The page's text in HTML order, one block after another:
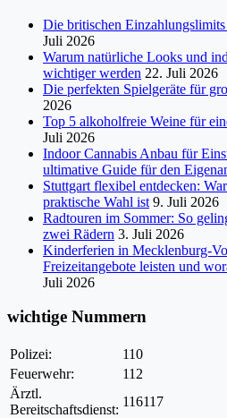
Die britischen
Juli 2026
Warum natürliche Looks und
wichtiger werden 22. Juli 2026
Die perfekten Spielgeräte für
2026
Top 5 alkoholfreie Weine für
Juli 2026
Indoor Cannabis Anbau für
ultimative Guide für den
Stuttgart flexibel entdecken:
praktische Wahl ist 9. Juli 2026
Radtouren im Sommer: So
zwei Rädern 3. Juli 2026
Kinderferien in Mecklenburg-
Freizeitangebote leisten und
Juli 2026
wichtige Nummern
Polizei:
110
Feuerwehr:
112
Ärztl.
Bereitschaftsdienst:
116117